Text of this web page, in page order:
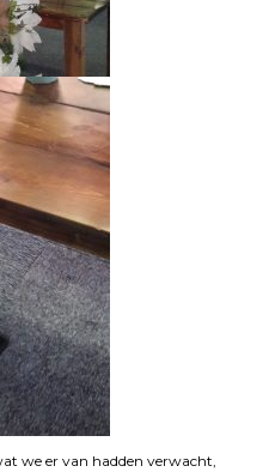
we er van hadden verwacht,